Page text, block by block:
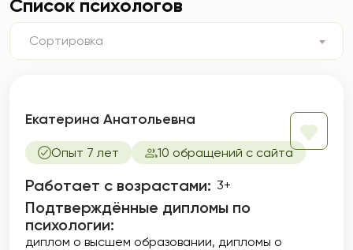
Список психологов
Сортировка
Екатерина Анатольевна
Опыт 7 лет 10 обращений с сайта
Работает с возрастами: 3+
Подтверждённые дипломы по
психологии:
диплом о высшем образовании дипломы о